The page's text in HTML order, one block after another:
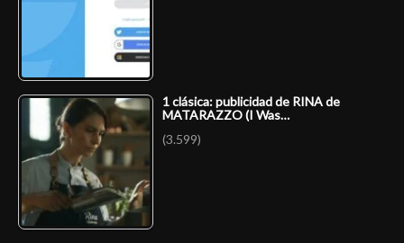
1 clásica: publicidad de RINA de
MATARAZZO (I Was…
(3.599)